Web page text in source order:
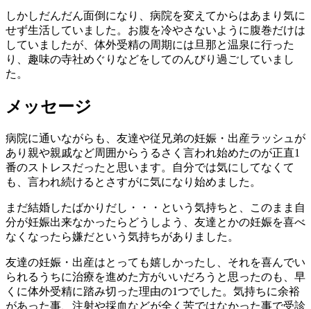
しかしだんだん面倒になり、病院を変えてからはあまり気に
せず生活していました。お腹を冷やさないように腹巻だけは
していましたが、体外受精の周期には旦那と温泉に行った
り、趣味の寺社めぐりなどをしてのんびり過ごしていまし
た。
メッセージ
病院に通いながらも、友達や従兄弟の妊娠・出産ラッシュが
あり親や親戚など周囲からうるさく言われ始めたのが正直1
番のストレスだったと思います。自分では気にしてなくて
も、言われ続けるとさすがに気になり始めました。
まだ結婚したばかりだし・・・という気持ちと、このまま自
分が妊娠出来なかったらどうしよう、友達とかの妊娠を喜べ
なくなったら嫌だという気持ちがありました。
友達の妊娠・出産はとっても嬉しかったし、それを喜んでい
られるうちに治療を進めた方がいいだろうと思ったのも、早
くに体外受精に踏み切った理由の1つでした。気持ちに余裕
があった事、注射や採血などが全く苦ではなかった事で受診